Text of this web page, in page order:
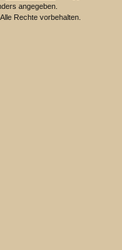
angegeben.
Rechte vorbehalten.